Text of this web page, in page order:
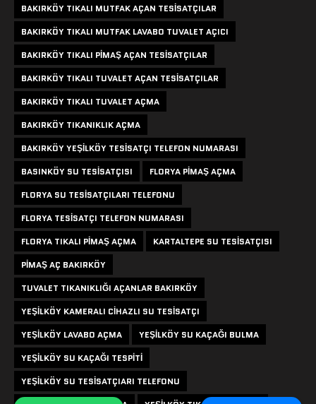
BAKIRKÖY TIKALI MUTFAK AÇAN TESISATÇILAR
BAKIRKÖY TIKALI MUTFAK LAVABO TUVALET AÇICI
BAKIRKÖY TIKALI PIMAŞ AÇAN TESISATÇILAR
BAKIRKÖY TIKALI TUVALET AÇAN TESISATÇILAR
BAKIRKÖY TIKALI TUVALET AÇMA
BAKIRKÖY TIKANIKLIK AÇMA
BAKIRKÖY YEŞILKÖY TESISATÇI TELEFON NUMARASI
BASINKÖY SU TESISATÇISI
FLORYA PIMAŞ AÇMA
FLORYA SU TESISATÇILARI TELEFONU
FLORYA TESISATÇI TELEFON NUMARASI
FLORYA TIKALI PIMAŞ AÇMA
KARTALTEPE SU TESISATÇISI
PIMAŞ AÇ BAKIRKÖY
TUVALET TIKANIKLIĞI AÇANLAR BAKIRKÖY
YEŞILKÖY KAMERALI CIHAZLI SU TESISATÇI
YEŞILKÖY LAVABO AÇMA
YEŞILKÖY SU KAÇAĞI BULMA
YEŞILKÖY SU KAÇAĞI TESPITI
YEŞILKÖY SU TESISATÇIARI TELEFONU